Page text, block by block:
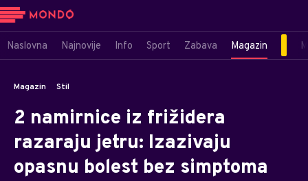
Naslovna Najnovije Info Sport Zabava Magazin
Magazin Stil
2 namirnice iz frižidera
razaraju jetru: Izazivaju
opasnu bolest bez simptoma